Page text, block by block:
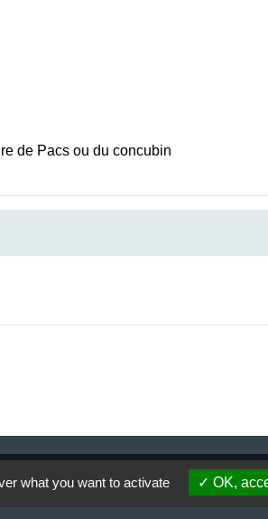
de Pacs ou du concubin
what you want to activate OK,